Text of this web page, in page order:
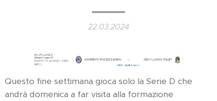
22.03.2024
Questo fine settimana gioca solo la Serie D che
andrà domenica a far visita alla formazione